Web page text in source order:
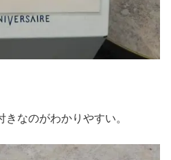
なのがわかりやすい。